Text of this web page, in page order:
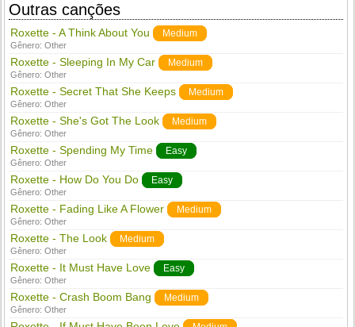
Outras canções
Roxette - A Think About You Medium
Gênero:Other
Roxette - Sleeping In My Car Medium
Gênero:Other
Roxette - Secret That She Keeps Medium
Gênero:Other
Roxette - She's Got The Look Medium
Gênero:Other
Roxette - Spending My Time Easy
Gênero:Other
Roxette - How Do You Do Easy
Gênero:Other
Roxette - Fading Like A Flower Medium
Gênero:Other
Roxette - The Look Medium
Gênero:Other
Roxette - It Must Have Love Easy
Gênero:Other
Roxette - Crash Boom Bang Medium
Gênero:Other